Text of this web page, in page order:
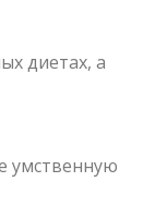
диетах, а
умственную